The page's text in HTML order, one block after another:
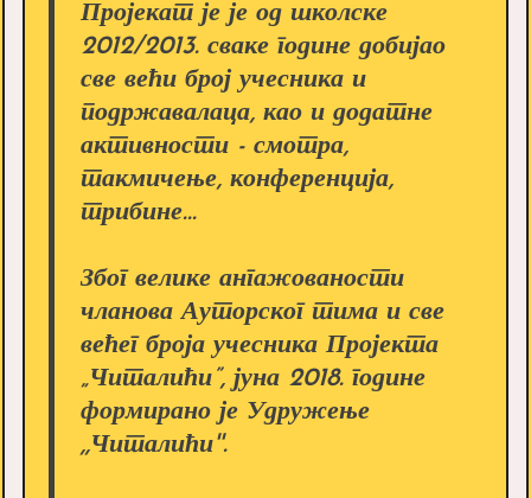
Пројекат је је од школске
2012/2013. сваке године добијао
све већи број учесника и
подржавалаца, као и додатне
активности - смотра,
такмичење, конференција,
трибине...
Због велике ангажованости
чланова Ауторског тима и све
већег броја учесника Пројекта
„Читалићи”, јуна 2018. године
формирано је Удружење
,,Читалићи''.